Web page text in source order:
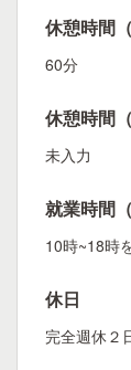
休憩時間（
60分
休憩時間
未入力
就業時間
10時~18時
休日
完全週休２